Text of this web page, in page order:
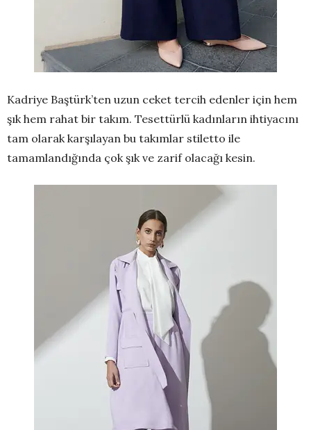
Kadriye Baştürk’ten uzun ceket tercih edenler için hem
şık hem rahat bir takım. Tesettürlü kadınların ihtiyacını
tam olarak karşılayan bu takımlar stiletto ile
tamamlandığında çok şık ve zarif olacağı kesin.